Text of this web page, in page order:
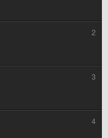
2
3
4